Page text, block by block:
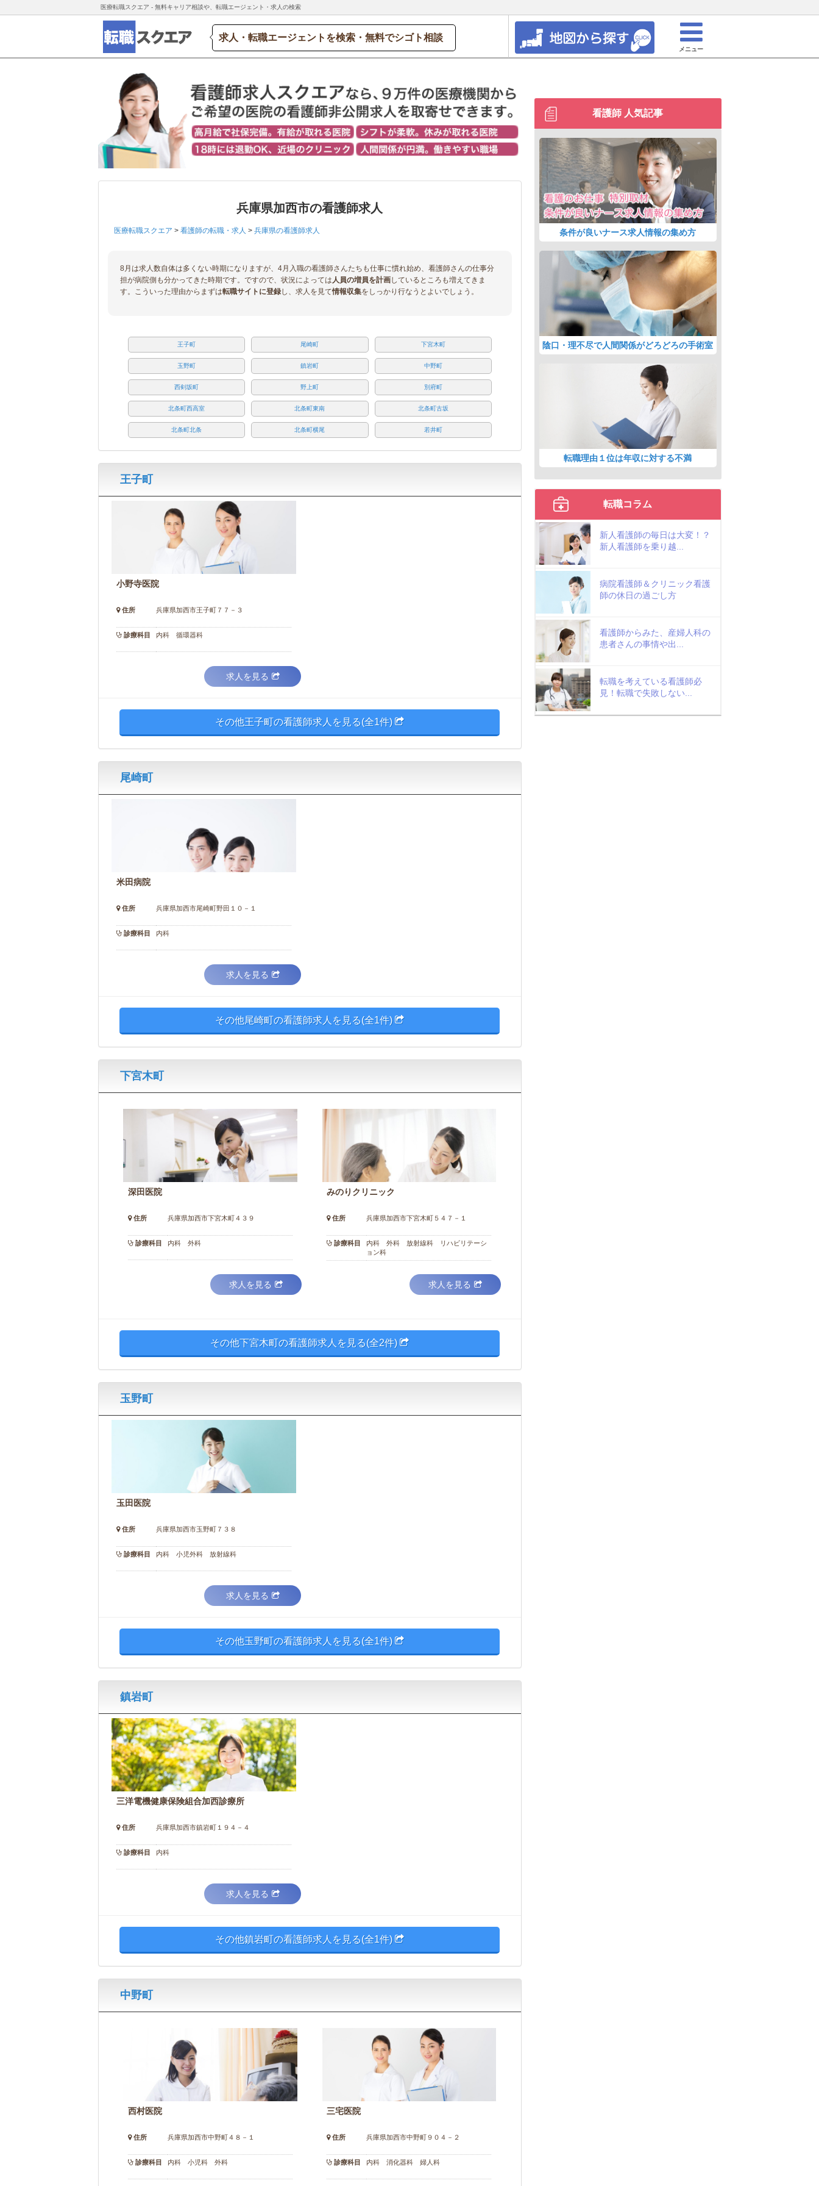
医療転職スクエア - 無料キャリア相談や、転職エージェント・求人の検索
求人・転職エージェントを検索・無料でシゴト相談
メニュー
兵庫県加西市の看護師求人
医療転職スクエア > 看護師の転職・求人 > 兵庫県の看護師求人
8月は求人数自体は多くない時期になりますが、4月入職の看護師さんたちも仕事に慣れ始め、看護師さんの仕事分
担が病院側も分かってきた時期です。ですので、状況によっては人員の増員を計画しているところも増えてきま
す。こういった理由からまずは転職サイトに登録し、求人を見て情報収集をしっかり行なうとよいでしょう。
王子町 尾崎町 下宮木町
玉野町 鎮岩町 中野町
西剣坂町 野上町 別府町
北条町西高室 北条町東南 北条町古坂
北条町北条 北条町横尾 若井町
王子町
小野寺医院
住所 兵庫県加西市王子町７７－３
診療科目 内科 循環器科
求人を見る
その他王子町の看護師求人を見る(全1件)
尾崎町
米田病院
住所 兵庫県加西市尾崎町野田１０－１
診療科目 内科
求人を見る
その他尾崎町の看護師求人を見る(全1件)
下宮木町
深田医院
住所 兵庫県加西市下宮木町４３９
診療科目 内科 外科
求人を見る
みのりクリニック
住所 兵庫県加西市下宮木町５４７－１
診療科目
内科 外科 放射線科 リハビリテーシ
ョン科
求人を見る
その他下宮木町の看護師求人を見る(全2件)
玉野町
玉田医院
住所 兵庫県加西市玉野町７３８
診療科目 内科 小児外科 放射線科
求人を見る
その他玉野町の看護師求人を見る(全1件)
鎮岩町
三洋電機健康保険組合加西診療所
住所 兵庫県加西市鎮岩町１９４－４
診療科目 内科
求人を見る
その他鎮岩町の看護師求人を見る(全1件)
中野町
西村医院
住所 兵庫県加西市中野町４８－１
診療科目 内科 小児科 外科
三宅医院
住所 兵庫県加西市中野町９０４－２
診療科目 内科 消化器科 婦人科
看護師 人気記事
条件が良いナース求人情報の集め方
陰口・理不尽で人間関係がどろどろの手術室
転職理由１位は年収に対する不満
転職コラム
新人看護師の毎日は大変！？
新人看護師を乗り越...
病院看護師＆クリニック看護
師の休日の過ごし方
看護師からみた、産婦人科の
患者さんの事情や出...
転職を考えている看護師必
見！転職で失敗しない...